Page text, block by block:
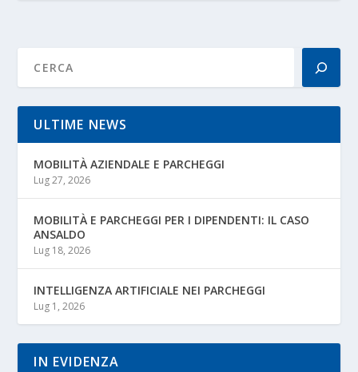
ULTIME NEWS
MOBILITÀ AZIENDALE E PARCHEGGI
Lug 27, 2026
MOBILITÀ E PARCHEGGI PER I DIPENDENTI: IL CASO
ANSALDO
Lug 18, 2026
INTELLIGENZA ARTIFICIALE NEI PARCHEGGI
Lug 1, 2026
IN EVIDENZA